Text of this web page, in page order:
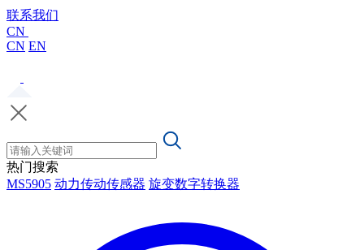
联系我们
CN
CN EN
热门搜索
MS5905 动力传动传感器 旋变数字转换器